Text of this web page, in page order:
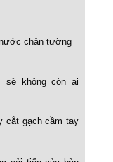
chân tường
sẽ không còn ai
cắt gạch cầm tay